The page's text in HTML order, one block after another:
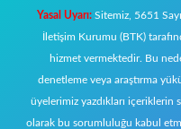
Yasal Uyarı: Sitemiz, 5651
İletişim Kurumu (BTK)
hizmet vermektedir. Bu
denetleme veya araştırma
üyelerimiz yazdıkları
olarak bu sorumluluğu kabul